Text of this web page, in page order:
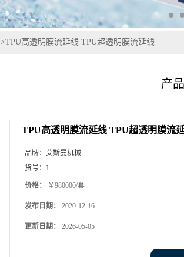
>TPU高透明膜流延线 TPU超透明膜流延线
产
TPU高透明膜流延线 TPU超透明膜流
品牌： 艾斯曼机械
货号： 1
价格： ￥980000/套
发布日期： 2020-12-16
更新日期： 2026-05-05